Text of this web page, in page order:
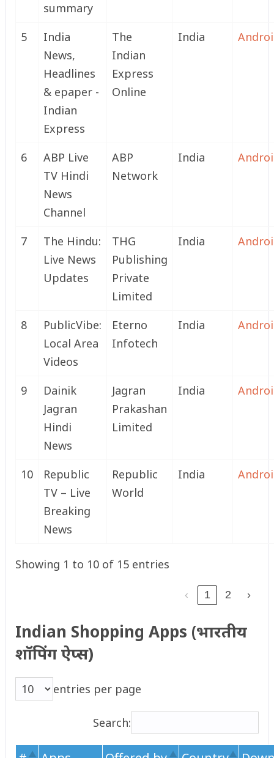
summary
5
India
News,
Headlines
& epaper -
Indian
Express
The
Indian
Express
Online
India
6
ABP Live
TV Hindi
News
Channel
ABP
Network
India
7
The Hindu:
Live News
Updates
THG
Publishing
Private
Limited
India
8
PublicVibe:
Local Area
Videos
Eterno
Infotech
India
9
Dainik
Jagran
Hindi
News
Jagran
Prakashan
Limited
India
10
Republic
TV – Live
Breaking
News
Republic
World
India
Showing 1 to 10 of 15 entries
‹ 1 2 ›
Indian Shopping Apps (भारतीय
शॉपिंग ऐप्स)
entries per page
Search: